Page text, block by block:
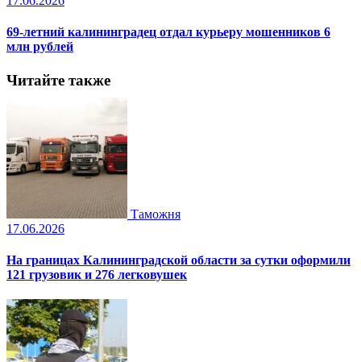
69-летний калининградец отдал курьеру мошенников 6
млн рублей
Читайте также
Таможня
17.06.2026
На границах Калининградской области за сутки оформили
121 грузовик и 276 легковушек